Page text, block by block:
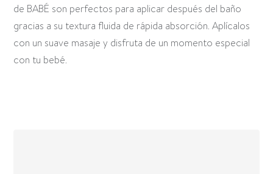
de BABÉ son perfectos para aplicar después del baño
gracias a su textura fluida de rápida absorción. Aplícalos
con un suave masaje y disfruta de un momento especial
con tu bebé.